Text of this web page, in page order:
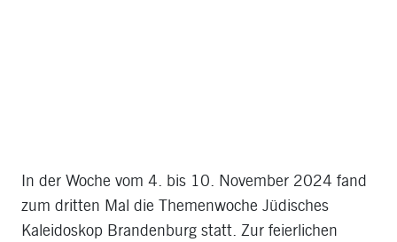
In der Woche vom 4. bis 10. November 2024 fand
zum dritten Mal die Themenwoche Jüdisches
Kaleidoskop Brandenburg statt. Zur feierlichen